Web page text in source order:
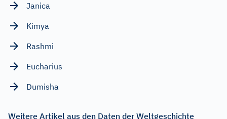
Janica
Kimya
Rashmi
Eucharius
Dumisha
Weitere Artikel aus den Daten der Weltgeschichte